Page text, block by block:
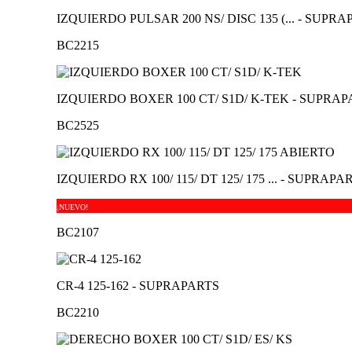
IZQUIERDO PULSAR 200 NS/ DISC 135 (... -
BC2215
IZQUIERDO BOXER 100 CT/ S1D/ K-TEK -
BC2525
IZQUIERDO RX 100/ 115/ DT 125/ 175 ... -
¡NUEVO!
BC2107
CR-4 125-162 - SUPRAPARTS
BC2210